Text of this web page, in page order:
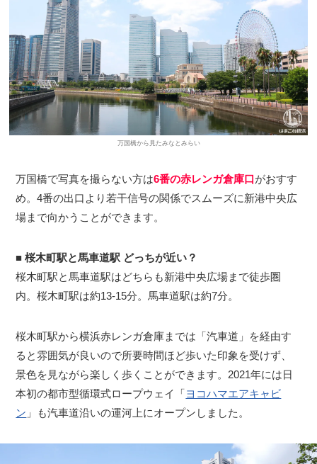
万国橋から見たみなとみらい
万国橋で写真を撮らない方は6番の赤レンガ倉庫口がおすす
め。4番の出口より若干信号の関係でスムーズに新港中央広
場まで向かうことができます。
■桜木町駅と馬車道駅 どっちが近い？
桜木町駅と馬車道駅はどちらも新港中央広場まで徒歩圏
内。桜木町駅は約13-15分。馬車道駅は約7分。
桜木町駅から横浜赤レンガ倉庫までは「汽車道」を経由す
ると雰囲気が良いので所要時間ほど歩いた印象を受けず、
景色を見ながら楽しく歩くことができます。2021年には日
本初の都市型循環式ロープウェイ「ヨコハマエアキャビ
ン 」も汽車道沿いの運河上にオープンしました。